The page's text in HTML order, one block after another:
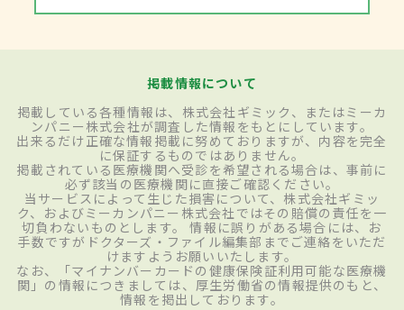
掲載情報について
掲載している各種情報は、株式会社ギミック、またはミーカ
ンパニー株式会社が調査した情報をもとにしています。
出来るだけ正確な情報掲載に努めておりますが、内容を完全
に保証するものではありません。
掲載されている医療機関へ受診を希望される場合は、事前に
必ず該当の医療機関に直接ご確認ください。
当サービスによって生じた損害について、株式会社ギミッ
ク、およびミーカンパニー株式会社ではその賠償の責任を一
切負わないものとします。 情報に誤りがある場合には、お
手数ですがドクターズ・ファイル編集部までご連絡をいただ
けますようお願いいたします。
なお、「マイナンバーカードの健康保険証利用可能な医療機
関」の情報につきましては、厚生労働省の情報提供のもと、
情報を掲出しております。